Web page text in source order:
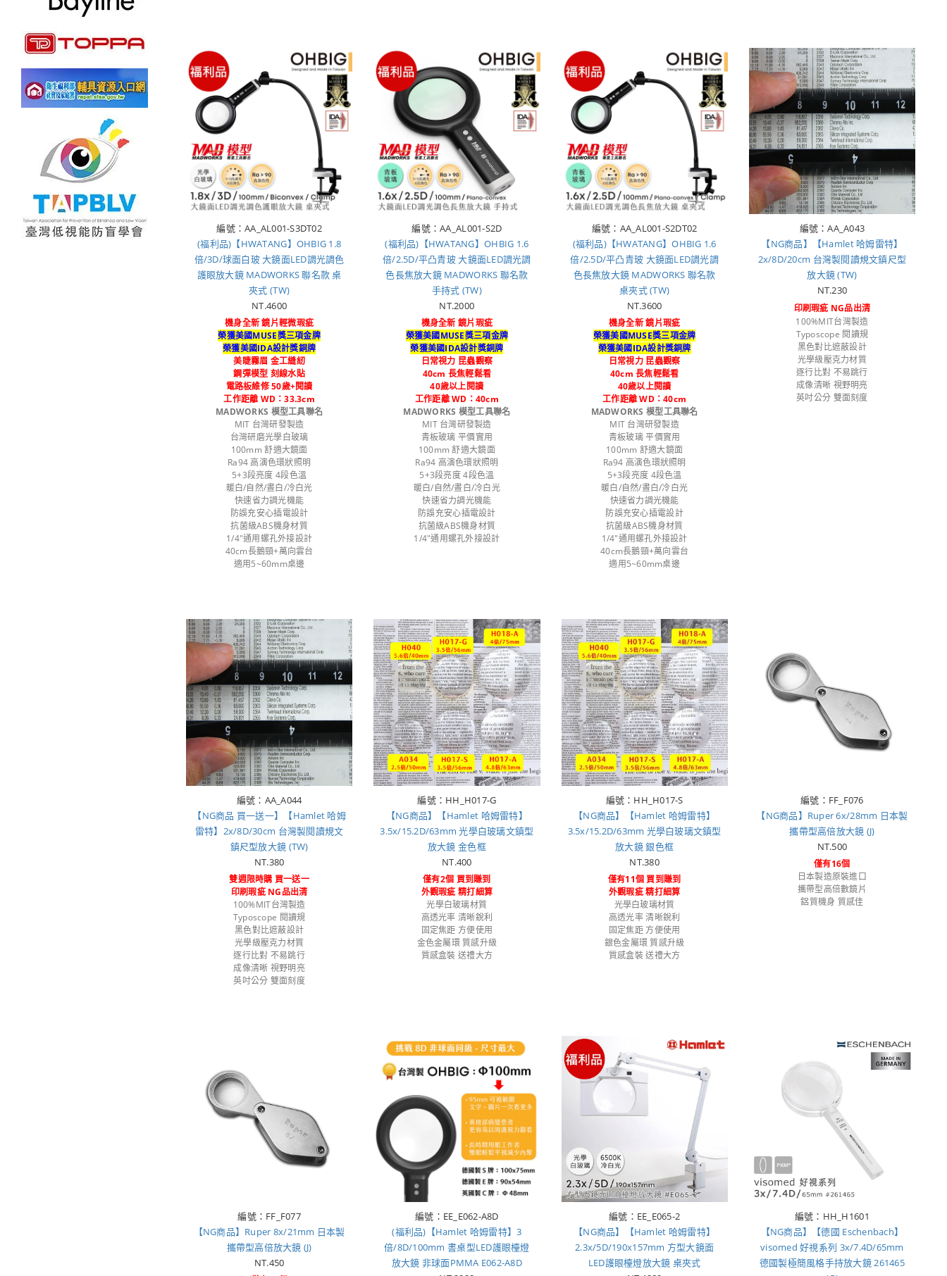
編號：AA_AL001-S3DT02
(福利品)【HWATANG】OHBIG 1.8
倍/3D/球面白玻 大鏡面LED調光調色
護眼放大鏡 MADWORKS 聯名款 桌
夾式 (TW)
NT.4600
機身全新 鏡片輕微瑕疵
榮獲美國MUSE獎三項金牌
榮獲美國IDA設計獎銅牌
美睫霧眉 金工縫紉
鋼彈模型 刻線水貼
電路板維修 50歲+閱讀
工作距離 WD：33.3cm
MADWORKS 模型工具聯名
MIT 台灣研發製造
台灣研磨光學白玻璃
100mm 舒適大鏡面
Ra94 高演色環狀照明
5+3段亮度 4段色溫
暖白/自然/晝白/冷白光
快速省力調光機能
防誤充安心插電設計
抗菌級ABS機身材質
1/4"通用螺孔外接設計
40cm長鵝頸+萬向雲台
適用5~60mm桌邊
編號：AA_AL001-S2D
(福利品)【HWATANG】OHBIG 1.6
倍/2.5D/平凸青玻 大鏡面LED調光調
色長焦放大鏡 MADWORKS 聯名款
手持式 (TW)
NT.2000
機身全新 鏡片瑕疵
榮獲美國MUSE獎三項金牌
榮獲美國IDA設計獎銅牌
日常視力 昆蟲觀察
40cm 長焦輕鬆看
40歲以上閱讀
工作距離 WD：40cm
MADWORKS 模型工具聯名
MIT 台灣研發製造
青板玻璃 平價實用
100mm 舒適大鏡面
Ra94 高演色環狀照明
5+3段亮度 4段色溫
暖白/自然/晝白/冷白光
快速省力調光機能
防誤充安心插電設計
抗菌級ABS機身材質
1/4"通用螺孔外接設計
編號：AA_AL001-S2DT02
(福利品)【HWATANG】OHBIG 1.6
倍/2.5D/平凸青玻 大鏡面LED調光調
色長焦放大鏡 MADWORKS 聯名款
桌夾式 (TW)
NT.3600
機身全新 鏡片瑕疵
榮獲美國MUSE獎三項金牌
榮獲美國IDA設計獎銅牌
日常視力 昆蟲觀察
40cm 長焦輕鬆看
40歲以上閱讀
工作距離 WD：40cm
MADWORKS 模型工具聯名
MIT 台灣研發製造
青板玻璃 平價實用
100mm 舒適大鏡面
Ra94 高演色環狀照明
5+3段亮度 4段色溫
暖白/自然/晝白/冷白光
快速省力調光機能
防誤充安心插電設計
抗菌級ABS機身材質
1/4"通用螺孔外接設計
40cm長鵝頸+萬向雲台
適用5~60mm桌邊
編號：AA_A043
【NG商品】【Hamlet 哈姆雷特】
2x/8D/20cm 台灣製閱讀規文鎮尺型
放大鏡 (TW)
NT.230
印刷瑕疵 NG品出清
100%MIT台灣製造
Typoscope 閱讀規
黑色對比遮蔽設計
光學級壓克力材質
逐行比對 不易跳行
成像清晰 視野明亮
英吋公分 雙面刻度
編號：AA_A044
【NG商品 買一送一】【Hamlet 哈姆
雷特】2x/8D/30cm 台灣製閱讀規文
鎮尺型放大鏡 (TW)
NT.380
雙週限時購 買一送一
印刷瑕疵 NG品出清
100%MIT台灣製造
Typoscope 閱讀規
黑色對比遮蔽設計
光學級壓克力材質
逐行比對 不易跳行
成像清晰 視野明亮
英吋公分 雙面刻度
編號：HH_H017-G
【NG商品】【Hamlet 哈姆雷特】
3.5x/15.2D/63mm 光學白玻璃文鎮型
放大鏡 金色框
NT.400
僅有2個 買到賺到
外觀瑕疵 精打細算
光學白玻璃材質
高透光率 清晰銳利
固定焦距 方便使用
金色金屬環 質感升級
質感盒裝 送禮大方
編號：HH_H017-S
【NG商品】【Hamlet 哈姆雷特】
3.5x/15.2D/63mm 光學白玻璃文鎮型
放大鏡 銀色框
NT.380
僅有11個 買到賺到
外觀瑕疵 精打細算
光學白玻璃材質
高透光率 清晰銳利
固定焦距 方便使用
銀色金屬環 質感升級
質感盒裝 送禮大方
編號：FF_F076
【NG商品】Ruper 6x/28mm 日本製
攜帶型高倍放大鏡 (J)
NT.500
僅有16個
日本製造原裝進口
攜帶型高倍數鏡片
鋁質機身 質感佳
編號：FF_F077
【NG商品】Ruper 8x/21mm 日本製
攜帶型高倍放大鏡 (J)
NT.450
編號：EE_E062-A8D
(福利品)【Hamlet 哈姆雷特】3
倍/8D/100mm 書桌型LED護眼檯燈
放大鏡 非球面PMMA E062-A8D
編號：EE_E065-2
【NG商品】【Hamlet 哈姆雷特】
2.3x/5D/190x157mm 方型大鏡面
LED護眼檯燈放大鏡 桌夾式
編號：HH_H1601
【NG商品】【德國 Eschenbach】
visomed 好視系列 3x/7.4D/65mm
德國製極簡風格手持放大鏡 261465